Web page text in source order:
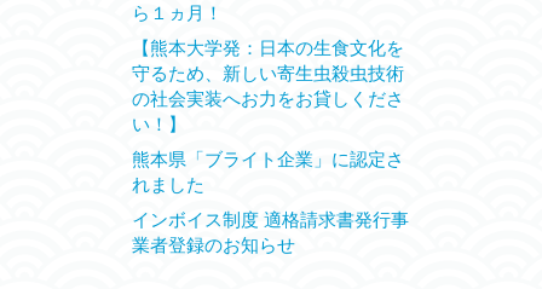
ら１ヵ月！
【熊本大学発：日本の生食文化を
守るため、新しい寄生虫殺虫技術
の社会実装へお力をお貸しくださ
い！】
熊本県「ブライト企業」に認定さ
れました
インボイス制度 適格請求書発行事
業者登録のお知らせ